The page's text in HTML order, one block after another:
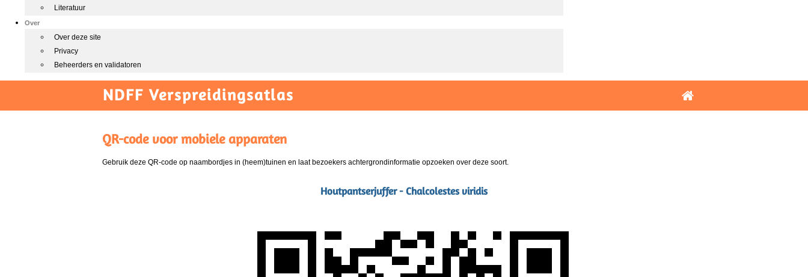
Literatuur
Over
Over deze site
Privacy
Beheerders en validatoren
NDFF Verspreidingsatlas
QR-code voor mobiele apparaten
Gebruik deze QR-code op naambordjes in (heem)tuinen en laat bezoekers achtergrondinformatie opzoeken over deze soort.
Houtpantserjuffer - Chalcolestes viridis